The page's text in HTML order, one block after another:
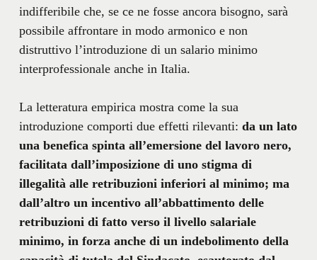
indifferibile che, se ce ne fosse ancora bisogno, sarà
possibile affrontare in modo armonico e non
distruttivo l’introduzione di un salario minimo
interprofessionale anche in Italia.
La letteratura empirica mostra come la sua
introduzione comporti due effetti rilevanti: da un lato
una benefica spinta all’emersione del lavoro nero,
facilitata dall’imposizione di uno stigma di
illegalità alle retribuzioni inferiori al minimo; ma
dall’altro un incentivo all’abbattimento delle
retribuzioni di fatto verso il livello salariale
minimo, in forza anche di un indebolimento della